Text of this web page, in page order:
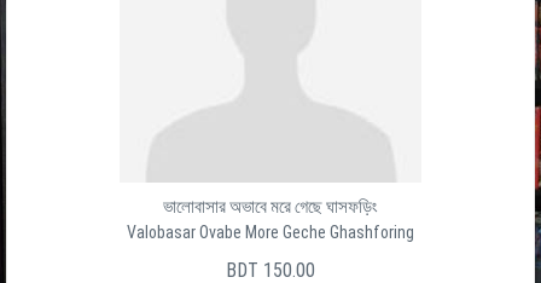
ভালোবাসার অভাবে মরে গেছে ঘাসফড়িং
Valobasar Ovabe More Geche Ghashforing
BDT 150.00